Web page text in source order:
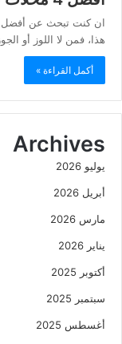
ان كنت تبحث عن أفضل
هذا، فمن لا اللوز أو
أكمل القراءة »
Archives
يوليو 2026
أبريل 2026
مارس 2026
يناير 2026
أكتوبر 2025
سبتمبر 2025
أغسطس 2025